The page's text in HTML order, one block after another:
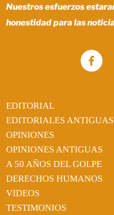
Nuestros esfuerzos
honestidad para las
EDITORIAL
EDITORIALES ANTIGUAS
OPINIONES
OPINIONES ANTIGUAS
A 50 AÑOS DEL GOLPE
DERECHOS HUMANOS
VIDEOS
TESTIMONIOS